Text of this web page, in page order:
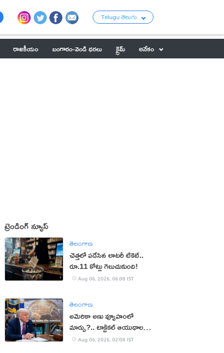
Telugu తెలుగు
రాజకీయం బంగారం-వెండి ధరలు క్రైమ్
అనేకం
ట్రెండింగ్ న్యూస్
తెలంగాణ
చెత్తలో పడేసిన లాటరీ టికెట్..
రూ.11 కోట్లు గెలుచుకుంది!
Aug 06, 2026, 06:08 IST
తెలంగాణ
అమెరికా అణు వ్యూహంలో
మార్పు?.. టాక్టికల్ ఆయుధాలకు
ప్రాధాన్యం!
Aug 06, 2026, 02:08 IST